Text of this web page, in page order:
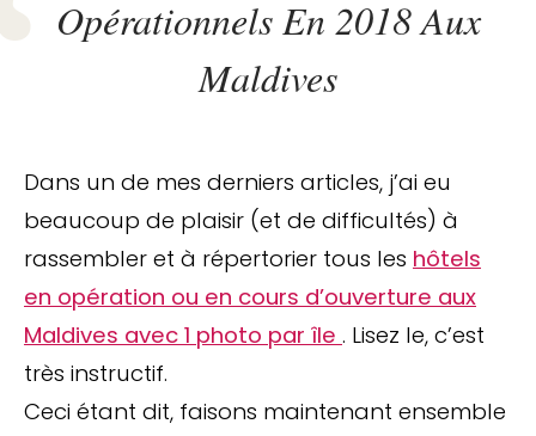
Opérationnels En 2018 Aux
Maldives
Dans un de mes derniers articles, j’ai eu
beaucoup de plaisir (et de difficultés) à
rassembler et à répertorier tous les hôtels
en opération ou en cours d’ouverture aux
Maldives avec 1 photo par île . Lisez le, c’est
très instructif.
Ceci étant dit, faisons maintenant ensemble